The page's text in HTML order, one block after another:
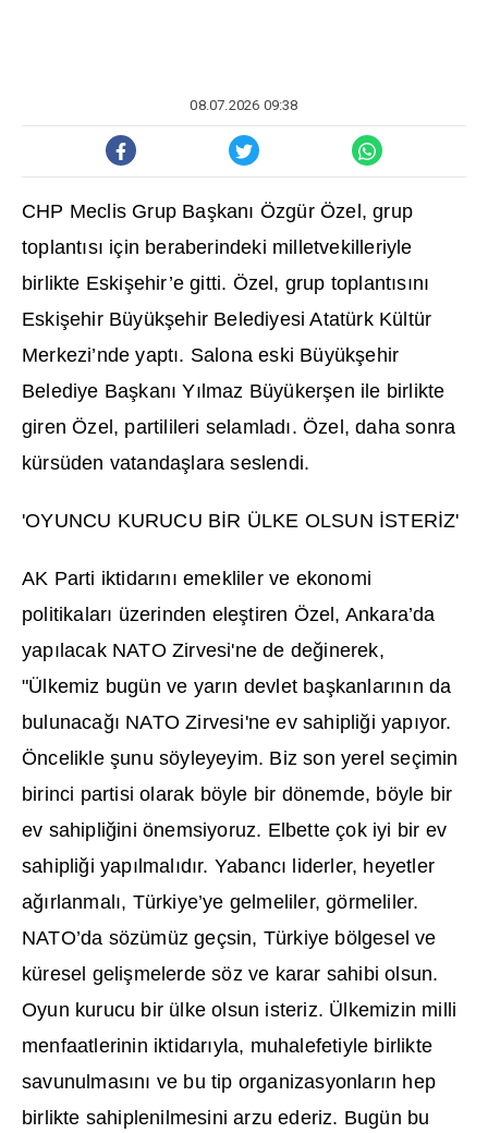
08.07.2026 09:38
CHP Meclis Grup Başkanı Özgür Özel, grup
toplantısı için beraberindeki milletvekilleriyle
birlikte Eskişehir’e gitti. Özel, grup toplantısını
Eskişehir Büyükşehir Belediyesi Atatürk Kültür
Merkezi’nde yaptı. Salona eski Büyükşehir
Belediye Başkanı Yı lmaz Büyükerşen ile birlikte
giren Özel, partilileri selamladı. Özel, daha sonra
kürsüden vatandaş lara seslendi.
'OYUNCU KURUCU BİR ÜLKE OLSUN İSTERİZ'
AK Parti iktidarını emekliler ve ekonomi
politikaları üzerinden eleştiren Özel, Ankara’da
yapı lacak NATO Zirvesi'ne de değinerek,
"Ülkemiz bugün ve yarın devlet başkanlarının da
bulunacağı NATO Zirvesi'ne ev sahipliği yapıyor.
Öncelikle şunu söyleyeyim. Biz son yerel seçimin
birinci partisi olarak böyle bir dönemde, böyle bir
ev sahipliğini önemsiyoruz. Elbette çok iyi bir ev
sahipliği yapı lmal ıdır. Yabancı liderler, heyetler
ağırlanmal ı, Türkiye’ye gelmeliler, görmeliler.
NATO’da sözümüz geçsin, Türkiye bölgesel ve
küresel gelişmelerde söz ve karar sahibi olsun.
Oyun kurucu bir ülke olsun isteriz. Ülkemizin milli
menfaatlerinin iktidarıyla, muhalefetiyle birlikte
savunulmasını ve bu tip organizasyonların hep
birlikte sahiplenilmesini arzu ederiz. Bugün bu